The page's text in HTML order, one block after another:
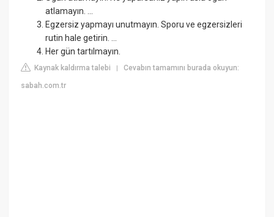
atlamayın. ...
Egzersiz yapmayı unutmayın. Sporu ve egzersizleri
rutin hale getirin. ...
Her gün tartılmayın.
Kaynak kaldırma talebi |Cevabın tamamını burada okuyun:
sabah.com.tr